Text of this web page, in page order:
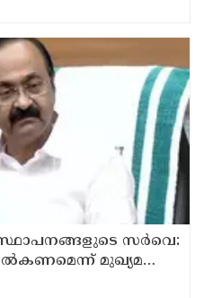
സർവെ:
മുഖ്യമന്ത്രി